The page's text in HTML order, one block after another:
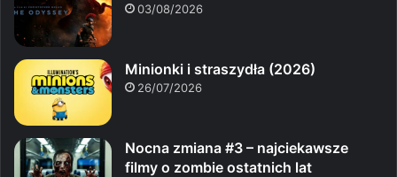
03/08/2026
Minionki i straszydła (2026)
26/07/2026
Nocna zmiana #3 – najciekawsze
filmy o zombie ostatnich lat